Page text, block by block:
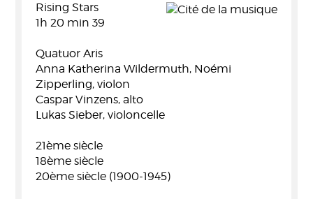
Rising Stars
1h 20 min 39
Quatuor Aris
Anna Katherina Wildermuth, Noémi
Zipperling, violon
Caspar Vinzens, alto
Lukas Sieber, violoncelle
21ème siècle
18ème siècle
20ème siècle (1900-1945)